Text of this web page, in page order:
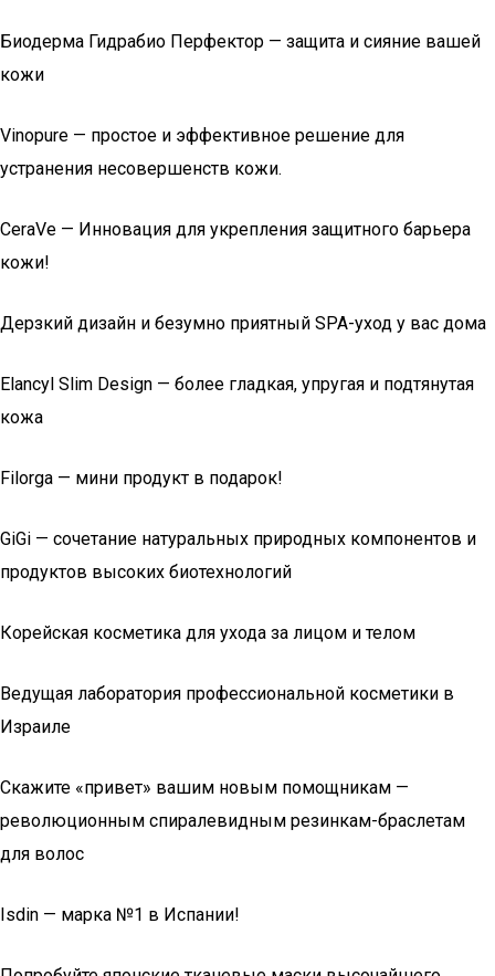
Биодерма Гидрабио Перфектор — защита и сияние вашей
кожи
Vinopure — простое и эффективное решение для
устранения несовершенств кожи.
CeraVe — Инновация для укрепления защитного барьера
кожи!
Дерзкий дизайн и безумно приятный SPA-уход у вас дома
Elancyl Slim Design — более гладкая, упругая и подтянутая
кожа
Filorga — мини продукт в подарок!
GiGi — cочетание натуральных природных компонентов и
продуктов высоких биотехнологий
Корейская косметика для ухода за лицом и телом
Ведущая лаборатория профессиональной косметики в
Израиле
Скажите «привет» вашим новым помощникам —
революционным спиралевидным резинкам-браслетам
для волос
Isdin — марка №1 в Испании!